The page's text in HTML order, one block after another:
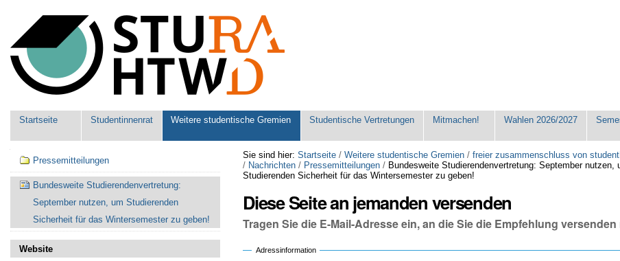
Werkzeuge
Sektionen
Startseite Studentinnenrat Weitere studentische Gremien Studentische Vertretungen Mitmachen! Wahlen 2026/2027
Sie sind hier: Startseite /Weitere studentische Gremien /freier zusammenschluss von
/ Nachrichten / Pressemitteilungen / Bundesweite Studierendenvertretung: September nutzen,
Studierenden Sicherheit für das Wintersemester zu geben!
Diese Seite an jemanden versenden
Tragen Sie die E-Mail-Adresse ein, an die Sie die Empfehlung
Adressinformation
Navigation
Pressemitteilungen
Bundesweite Studierendenvertretung:
September nutzen, um Studierenden
Sicherheit für das Wintersemester zu geben!
Website